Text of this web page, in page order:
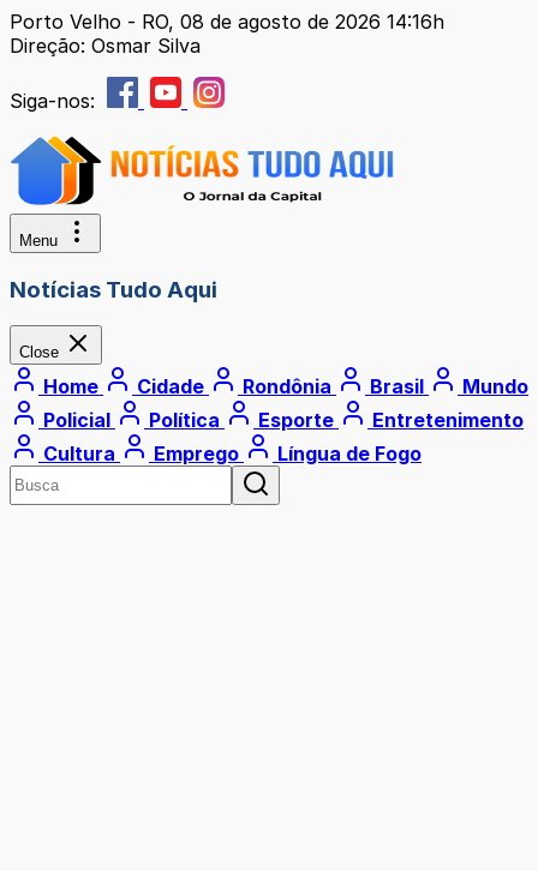
Porto Velho - RO, 08 de agosto de 2026 14:16h
Direção: Osmar Silva
Siga-nos:
Menu
Notícias Tudo Aqui
Close
Home Cidade Rondônia Brasil
Mundo
Policial
Política Esporte
Entretenimento
Cultura
Emprego Língua de Fogo